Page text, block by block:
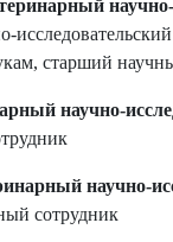
научно-
старший
научно-
научно-
сотрудник